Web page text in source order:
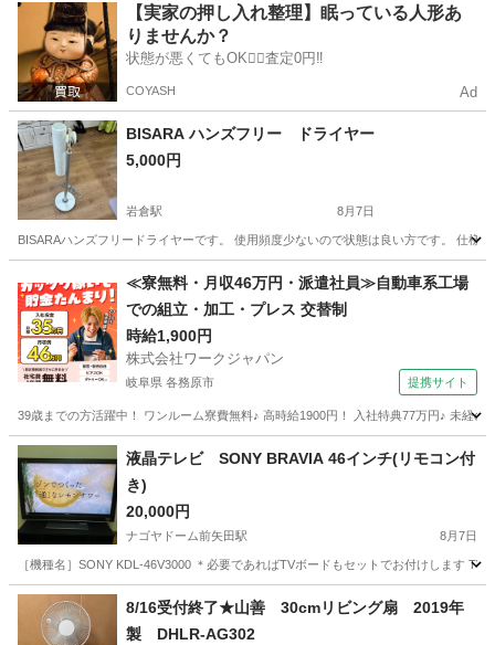
愛知 名古屋市 キッチン家電
【実家の押し入れ整理】眠っている人形あ
りませんか？
状態が悪くてもOK🙆‍♀️査定0円‼️
COYASH Ad
BISARA ハンズフリー ドライヤー
5,000円
岩倉駅 8月7日
BISARAハンズフリードライヤーです。 使用頻度少ないので状態は良い方です。 仕
岩倉駅 美容家電
≪寮無料・月収46万円・派遣社員≫自動車系工場
での組立・加工・プレス 交替制
時給1,900円
株式会社ワークジャパン
岐阜県 各務原市 提携サイト
39歳までの方活躍中！ ワンルーム寮費無料♪ 高時給1900円！ 入社特典77万円♪ 未経
岐阜 各務原市 その他
液晶テレビ SONY BRAVIA 46インチ(リモコン付
き)
20,000円
ナゴヤドーム前矢田駅 8月7日
［機種名］SONY KDL-46V3000 ＊必要であればTVボードもセットでお付けします
愛知 名古屋市 ナゴヤドーム前矢田駅 テレビ SONY
8/16受付終了★山善 30cmリビング扇 2019年
製 DHLR-AG302